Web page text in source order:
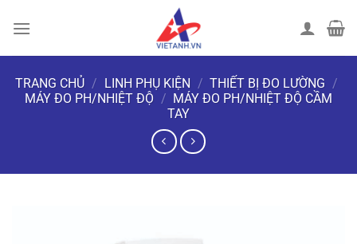
đến
TRANG CHỦ / LINH PHỤ KIỆN / THIẾT BỊ ĐO LƯỜNG /
MÁY ĐO PH/NHIỆT ĐỘ / MÁY ĐO PH/NHIỆT ĐỘ CẦM
TAY